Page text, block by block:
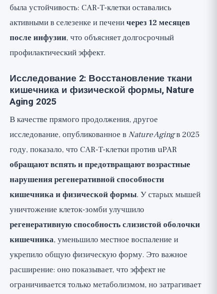
была устойчивость: CAR-T-клетки оставались
активными в селезенке и печеничерез 12 месяцев
после инфузии, что объясняет долгосрочный
профилактический эффект.
Исследование 2: Восстановление ткани
кишечника и физической формы, Nature
Aging 2025
В качестве прямого продолжения, другое
исследование, опубликованное вNature Agingв 2025
году, показало, что CAR-T-клетки против uPAR
обращают вспять и предотвращают возрастные
нарушения регенеративной способности
кишечника и физической формы. У старых мышей
уничтожение клеток-зомби улучшило
регенеративную способность слизистой оболочки
кишечника, уменьшило местное воспаление и
укрепило общую физическую форму. Это важное
расширение: оно показывает, что эффект не
ограничивается только метаболизмом, но затрагивает